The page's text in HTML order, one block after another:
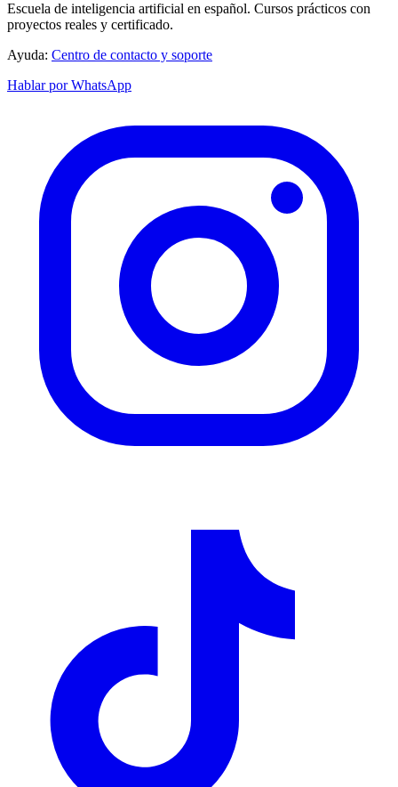
Escuela de inteligencia artificial en español. Cursos prácticos con
proyectos reales y certificado.
Ayuda: Centro de contacto y soporte
Hablar por WhatsApp